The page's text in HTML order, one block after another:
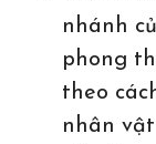
nhánh
phong
theo
nhân